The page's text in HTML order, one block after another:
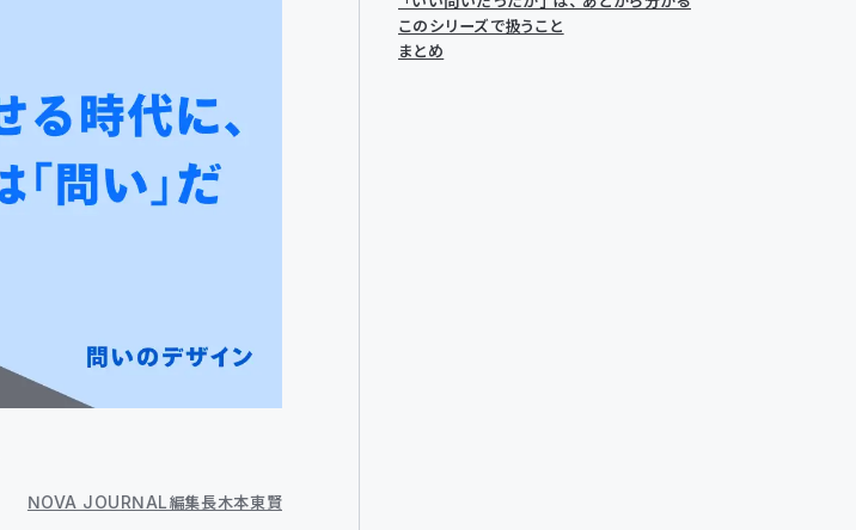
NOVA JOURNAL編集長 木本 東賢
このシリーズで扱うこと
まとめ